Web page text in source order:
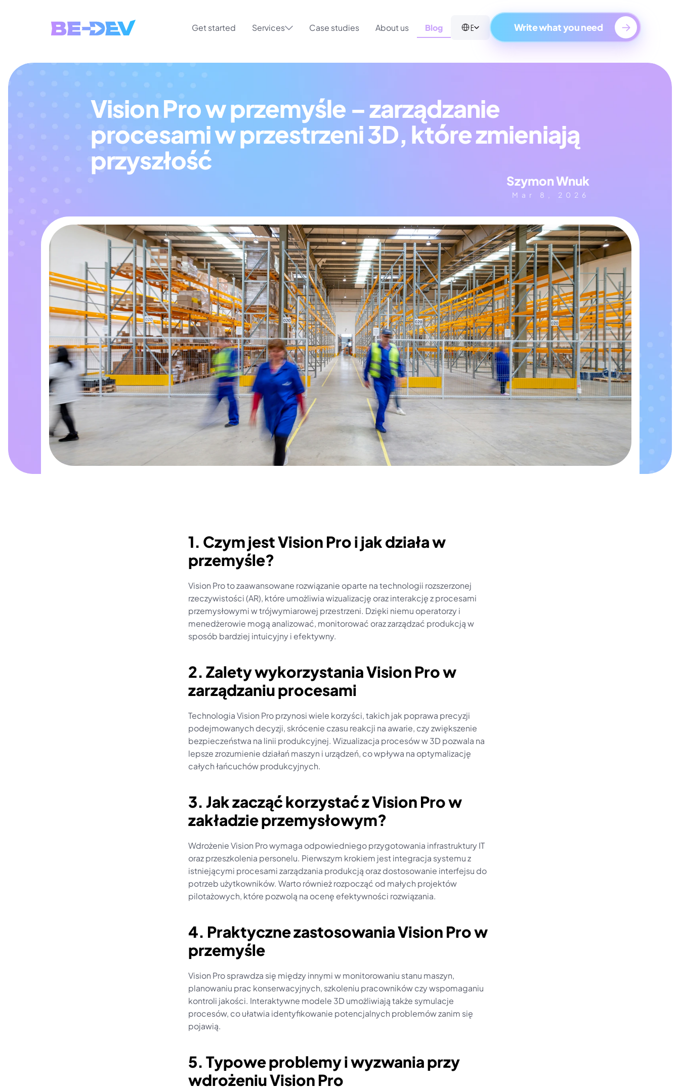
Get started Services About us Blog
Case studies
Select Language
English Write what you need
Vision Pro w przemyśle – zarządzanie
procesami w przestrzeni 3D, które zmieniają
przyszłość
Szymon Wnuk
Mar 8, 2026
1. Czym jest Vision Pro i jak działa w
przemyśle?
Vision Pro to zaawansowane rozwiązanie oparte na technologii rozszerzonej
rzeczywistości (AR), które umożliwia wizualizację oraz interakcję z procesami
przemysłowymi w trójwymiarowej przestrzeni. Dzięki niemu operatorzy i
menedżerowie mogą analizować, monitorować oraz zarządzać produkcją w
sposób bardziej intuicyjny i efektywny.
2. Zalety wykorzystania Vision Pro w
zarządzaniu procesami
Technologia Vision Pro przynosi wiele korzyści, takich jak poprawa precyzji
podejmowanych decyzji, skrócenie czasu reakcji na awarie, czy zwiększenie
bezpieczeństwa na linii produkcyjnej. Wizualizacja procesów w 3D pozwala na
lepsze zrozumienie działań maszyn i urządzeń, co wpływa na optymalizację
całych łańcuchów produkcyjnych.
3. Jak zacząć korzystać z Vision Pro w
zakładzie przemysłowym?
Wdrożenie Vision Pro wymaga odpowiedniego przygotowania infrastruktury IT
oraz przeszkolenia personelu. Pierwszym krokiem jest integracja systemu z
istniejącymi procesami zarządzania produkcją oraz dostosowanie interfejsu do
potrzeb użytkowników. Warto również rozpocząć od małych projektów
pilotażowych, które pozwolą na ocenę efektywności rozwiązania.
4. Praktyczne zastosowania Vision Pro w
przemyśle
Vision Pro sprawdza się między innymi w monitorowaniu stanu maszyn,
planowaniu prac konserwacyjnych, szkoleniu pracowników czy wspomaganiu
kontroli jakości. Interaktywne modele 3D umożliwiają także symulacje
procesów, co ułatwia identyfikowanie potencjalnych problemów zanim się
pojawią.
5. Typowe problemy i wyzwania przy
wdrożeniu Vision Pro